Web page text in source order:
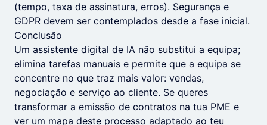
(tempo, taxa de assinatura, erros). Segurança e
GDPR devem ser contemplados desde a fase inicial.
Conclusão
Um assistente digital de IA não substitui a equipa;
elimina tarefas manuais e permite que a equipa se
concentre no que traz mais valor: vendas,
negociação e serviço ao cliente. Se queres
transformar a emissão de contratos na tua PME e
ver um mapa deste processo adaptado ao teu